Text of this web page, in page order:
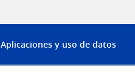
Aplicaciones y uso de datos